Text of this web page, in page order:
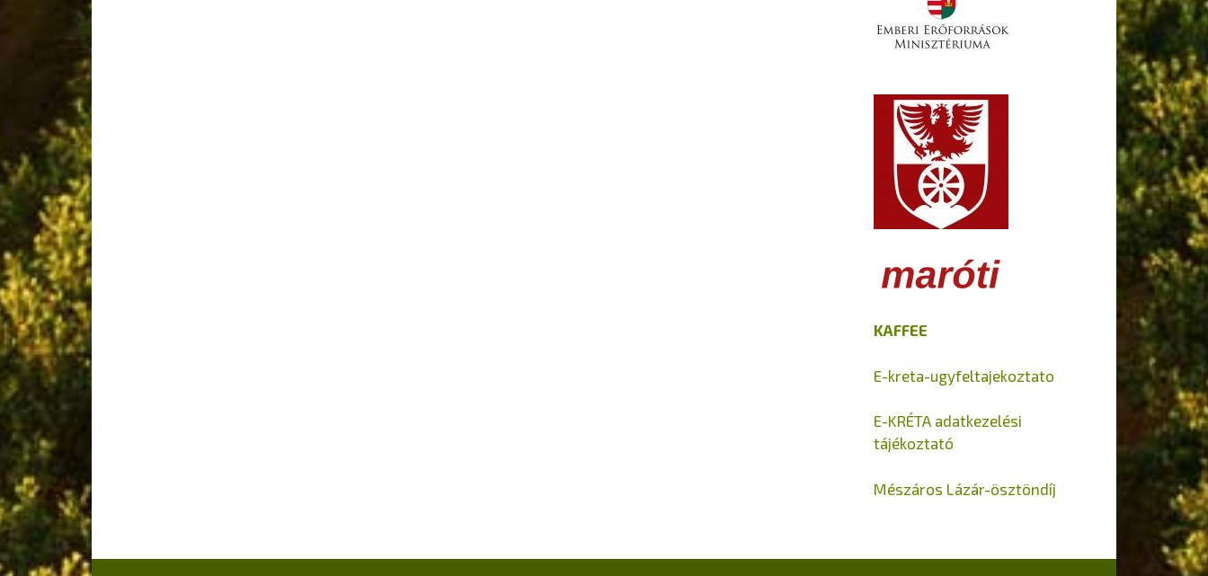
KAFFEE
E-kreta-ugyfeltajekoztato
E-KRÉTA adatkezelési
tájékoztató
Mészáros Lázár-ösztöndíj